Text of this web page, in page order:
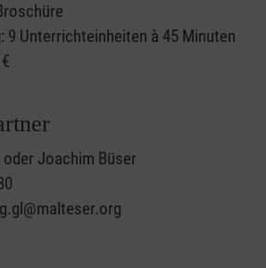
9 Unterrichteinheiten à 45 Minuten
€
Joachim Büser